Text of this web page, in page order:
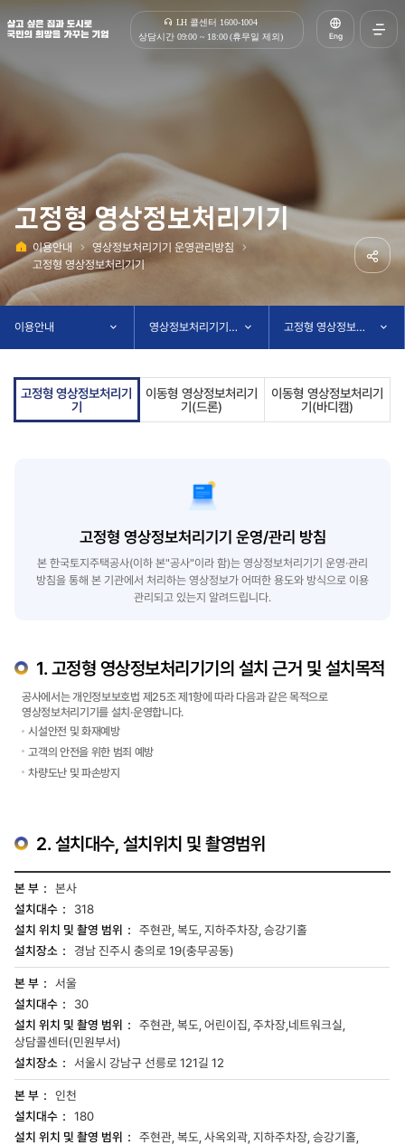
살고 싶은 집과 도시로 국민의 희망을 가꾸는 기업 | 한국토지주택공사
LH 콜센터 1600-1004
상담시간 09:00 ~ 18:00 (휴무일 제외)
Eng
고정형 영상정보처리기기
홈
이용안내
영상정보처리기기 운영관리방침
고정형 영상정보처리기기
이용안내 영상정보처리기기 운영관리방침고정형 영상정보처리기기
고정형 영상정보처리기
기
이동형 영상정보처리기
기(드론)
이동형 영상정보처리기
기(바디캠)
고정형 영상정보처리기기 운영/관리 방침
본 한국토지주택공사(이하 본"공사"이라 함)는 영상정보처리기기 운영·관리
방침을 통해 본 기관에서 처리하는 영상정보가 어떠한 용도와 방식으로 이용
관리되고 있는지 알려드립니다.
1. 고정형 영상정보처리기기의 설치 근거 및 설치목적
공사에서는 개인정보보호법 제25조 제1항에 따라 다음과 같은 목적으로
영상정보처리기기를 설치·운영합니다.
시설안전 및 화재예방
고객의 안전을 위한 범죄 예방
차량도난 및 파손방지
2. 설치대수, 설치위치 및 촬영범위
설치위치
및
촬영범위
테이블
입니다.
항목으로는
본부,
설치대수,
설치
위치
및
촬영
범위,
설치장소가
있습니다.
본사
318
주현관, 복도, 지하주차장, 승강기홀
경남 진주시 충의로 19(충무공동)
서울
30
주현관, 복도, 어린이집, 주차장,네트워크실,
상담콜센터(민원부서)
서울시 강남구 선릉로 121길 12
인천
180
주현관, 복도, 사옥외곽, 지하주차장, 승강기홀,